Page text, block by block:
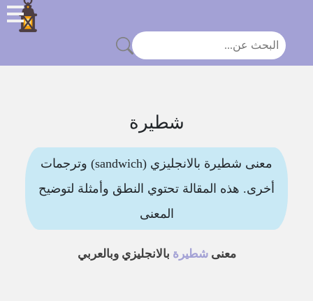
شطيرة
معنى شطيرة بالانجليزي (sandwich) وترجمات
أخرى. هذه المقالة تحتوي النطق وأمثلة لتوضيح
المعنى
معنىشطيرة بالانجليزي وبالعربي